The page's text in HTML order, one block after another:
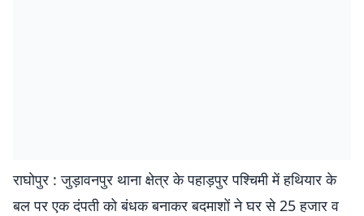
राघोपुर : जुड़ावनपुर थाना क्षेत्र के पहाड़पुर पश्चिमी में हथियार के
बल पर एक दंपती को बंधक बनाकर बदमाशों ने घर से 25 हजार व